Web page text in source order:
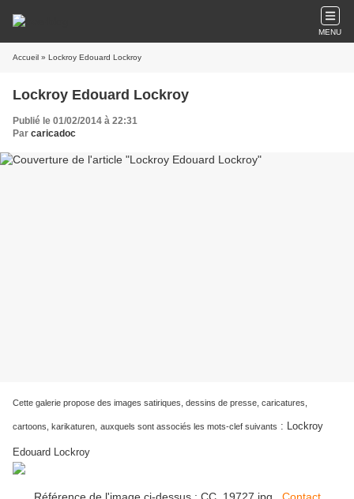
MENU
Accueil » Lockroy Edouard Lockroy
Lockroy Edouard Lockroy
Publié le 01/02/2014 à 22:31
Par caricadoc
Cette galerie propose des images satiriques, dessins de presse, caricatures,
cartoons, karikaturen, auxquels sont associés les mots-clef suivants : Lockroy
Edouard Lockroy